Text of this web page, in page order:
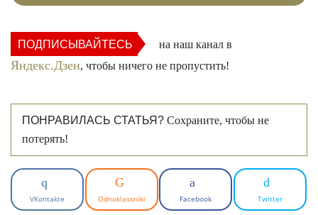
ПОДПИСЫВАЙТЕСЬ на наш канал в
Яндекс.Дзен, чтобы ничего не пропустить!
ПОНРАВИЛАСЬ СТАТЬЯ? Сохраните, чтобы не
потерять!
VKontakte Odnoklassniki Facebook Twitter